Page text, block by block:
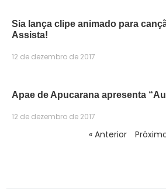
Sia lança clipe animado para
Assista!
12 de dezembro de 2017
Apae de Apucarana apresenta
12 de dezembro de 2017
« Anterior